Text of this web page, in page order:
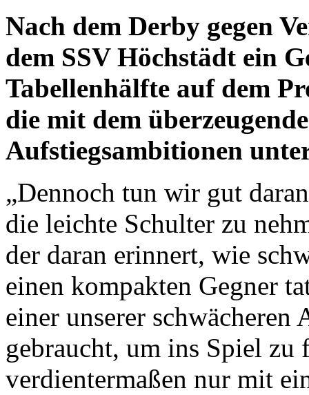
Nach dem Derby gegen
dem SSV Höchstädt ein
Tabellenhälfte auf dem
die mit dem
Aufstiegsambitionen
„Dennoch tun wir gut
die leichte Schulter zu
der daran erinnert, wie
einen kompakten Gegner
einer unserer
gebraucht, um ins Spiel
verdientermaßen nur mit